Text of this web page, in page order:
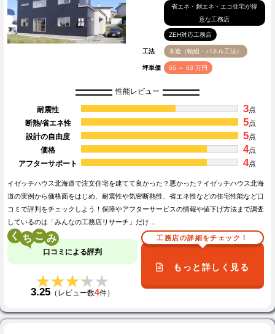
省エネ・創エネ・エコ住宅が得
意な工務店
ZEH対応工務店
工法 木造（軸組・パネル工法）
坪単価 55 ～ 63 万円
性能レビュー
耐震性 3点
断熱/省エネ性
5点
設計の自由度
5点
価格
4点
アフターサポート
4点
イゼッチハウス北海道で注文住宅を建てて良かった？悪かった？イゼッチハウス北海
道の実例から価格面をはじめ、耐震性や気密断熱性、省エネ性などの住宅性能など口
コミで評判をチェックしよう！保障やアフターサービスの情報や値下げ方法まで調査
しているのは「みんなの工務店リサーチ」だけ…
く こ
口コミによる評判
★★★★★
★★★★★
3.25 （レビュー数4件）
工務店の詳細をチェック！
もっと詳しく見る